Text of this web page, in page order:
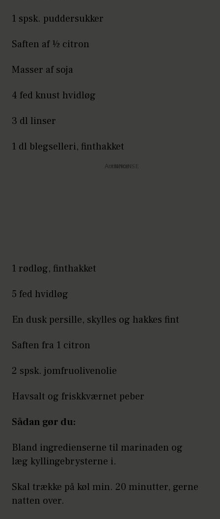
1 spsk. puddersukker
Saften af ½ citron
Masser af soja
4 fed knust hvidløg
3 dl linser
1 dl blegselleri, finthakket
Annonce
1 rødløg, finthakket
5 fed hvidløg
En dusk persille, skylles og hakkes fint
Saften fra 1 citron
2 spsk. jomfruolivenolie
Havsalt og friskkværnet peber
Sådan gør du:
Bland ingredienserne til marinaden og
læg kyllingebrysterne i.
Skal trække på køl min. 20 minutter, gerne
natten over.